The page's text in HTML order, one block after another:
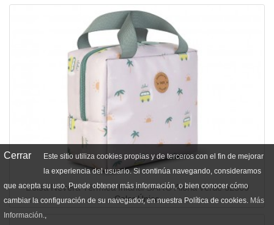
Cerrar
Este sitio utiliza cookies propias y de terceros con el fin de mejorar
la experiencia del usuario. Si continúa navegando, consideramos
que acepta su uso. Puede obtener más información, o bien conocer cómo
cambiar la configuración de su navegador, en nuestra Política de cookies. Más
Información.,
Bolsa Nevera Térmica Infantil SARO Aloha verde 52509
Color Único